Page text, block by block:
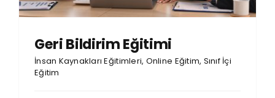
Geri Bildirim Eğitimi
İnsan Kaynakları Eğitimleri, Online Eğitim, Sınıf İçi
Eğitim